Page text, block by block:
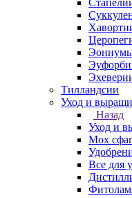
Тилландсии
Уход и
Назад
Уход и
Мох
Все для